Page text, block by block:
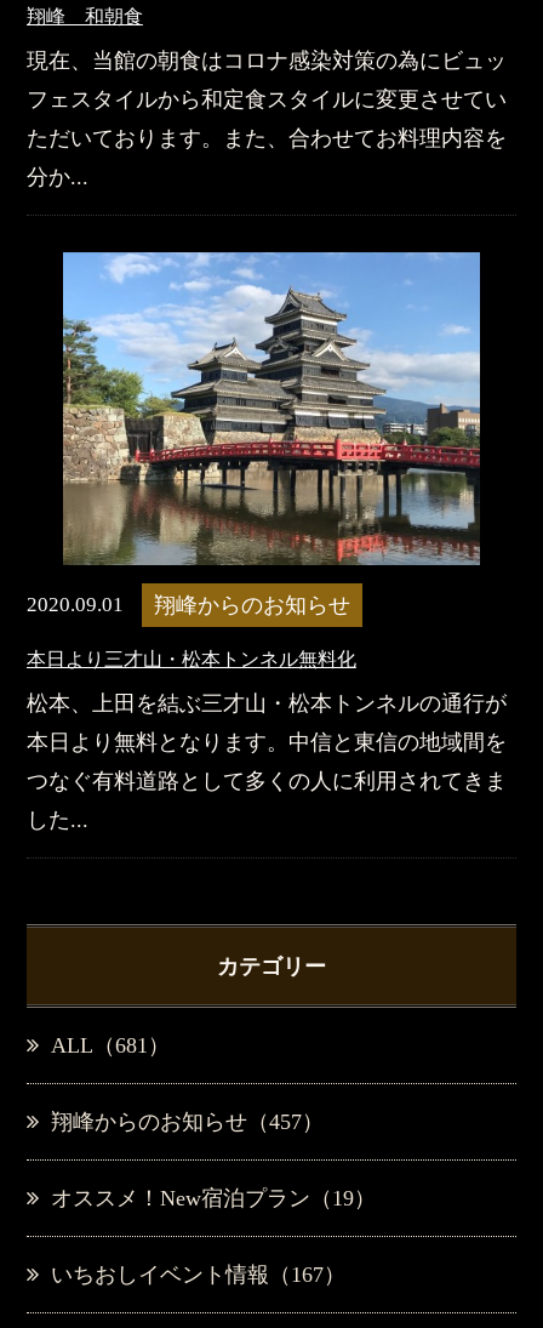
翔峰 和朝食
現在、当館の朝食はコロナ感染対策の為にビュッ
フェスタイルから和定食スタイルに変更させてい
ただいております。また、合わせてお料理内容を
分か...
2020.09.01 翔峰からのお知らせ
本日より三才山・松本トンネル無料化
松本、上田を結ぶ三才山・松本トンネルの通行が
本日より無料となります。中信と東信の地域間を
つなぐ有料道路として多くの人に利用されてきま
した...
カテゴリー
ALL（681）
翔峰からのお知らせ（457）
オススメ！New宿泊プラン（19）
いちおしイベント情報（167）